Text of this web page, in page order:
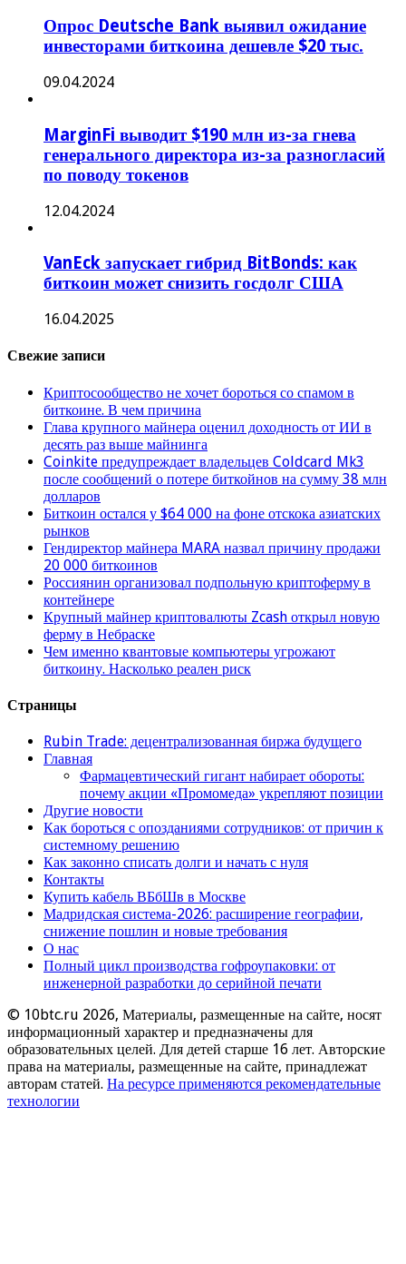
Опрос Deutsche Bank выявил ожидание
инвесторами биткоина дешевле $20 тыс.
09.04.2024
MarginFi выводит $190 млн из-за гнева
генерального директора из-за разногласий
по поводу токенов
12.04.2024
VanEck запускает гибрид BitBonds: как
биткоин может снизить госдолг США
16.04.2025
Свежие записи
Криптосообщество не хочет бороться со спамом в
биткоине. В чем причина
Глава крупного майнера оценил доходность от ИИ в
десять раз выше майнинга
Coinkite предупреждает владельцев Coldcard Mk3
после сообщений о потере биткойнов на сумму 38 млн
долларов
Биткоин остался у $64 000 на фоне отскока азиатских
рынков
Гендиректор майнера MARA назвал причину продажи
20 000 биткоинов
Россиянин организовал подпольную криптоферму в
контейнере
Крупный майнер криптовалюты Zcash открыл новую
ферму в Небраске
Чем именно квантовые компьютеры угрожают
биткоину. Насколько реален риск
Страницы
Rubin Trade: децентрализованная биржа будущего
Главная
Фармацевтический гигант набирает обороты:
почему акции «Промомеда» укрепляют позиции
Другие новости
Как бороться с опозданиями сотрудников: от причин к
системному решению
Как законно списать долги и начать с нуля
Контакты
Купить кабель ВБбШв в Москве
Мадридская система-2026: расширение географии,
снижение пошлин и новые требования
О нас
Полный цикл производства гофроупаковки: от
инженерной разработки до серийной печати
© 10btc.ru 2026, Материалы, размещенные на сайте, носят
информационный характер и предназначены для
образовательных целей. Для детей старше 16 лет. Авторские
права на материалы, размещенные на сайте, принадлежат
авторам статей. На ресурсе применяются рекомендательные
технологии